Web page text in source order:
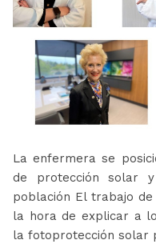
La enfermera se
de protección solar
población El trabajo
la hora de explicar a
la fotoprotección solar